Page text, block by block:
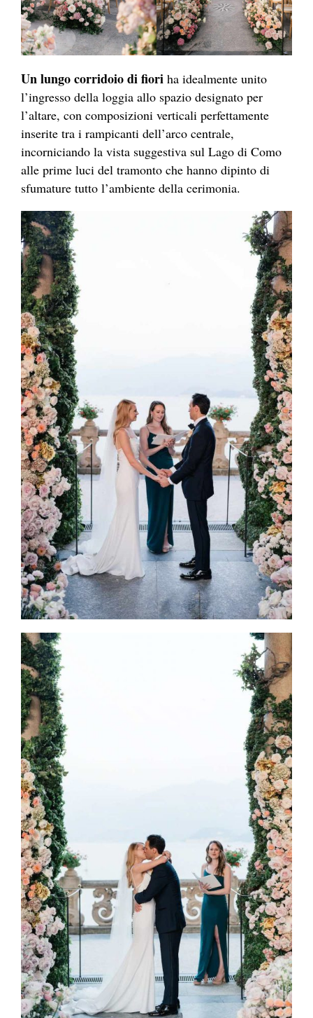
Un lungo corridoio di fiori ha idealmente unito
l’ingresso della loggia allo spazio designato per
l’altare, con composizioni verticali perfettamente
inserite tra i rampicanti dell’arco centrale,
incorniciando la vista suggestiva sul Lago di Como
alle prime luci del tramonto che hanno dipinto di
sfumature tutto l’ambiente della cerimonia.